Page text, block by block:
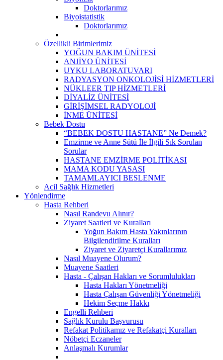
Doktorlarımız
Biyoistatistik
Doktorlarımız
Özellikli Birimlerimiz
YOĞUN BAKIM ÜNİTESİ
ANJİYO ÜNİTESİ
UYKU LABORATUVARI
RADYASYON ONKOLOJİSİ HİZMETLERİ
NÜKLEER TIP HİZMETLERİ
DİYALİZ ÜNİTESİ
GİRİŞİMSEL RADYOLOJİ
İNME ÜNİTESİ
Bebek Dostu
“BEBEK DOSTU HASTANE” Ne Demek?
Emzirme ve Anne Sütü İle İlgili Sık Sorulan
Sorular
HASTANE EMZİRME POLİTİKASI
MAMA KODU YASASI
TAMAMLAYICI BESLENME
Acil Sağlık Hizmetleri
Yönlendirme
Hasta Rehberi
Nasıl Randevu Alınır?
Ziyaret Saatleri ve Kuralları
Yoğun Bakım Hasta Yakınlarının
Bilgilendirilme Kuralları
Ziyaret ve Ziyaretçi Kurallarımız
Nasıl Muayene Olurum?
Muayene Saatleri
Hasta - Çalışan Hakları ve Sorumlulukları
Hasta Hakları Yönetmeliği
Hasta Çalışan Güvenliği Yönetmeliği
Hekim Seçme Hakkı
Engelli Rehberi
Sağlık Kurulu Başvurusu
Refakat Politikamız ve Refakatçi Kuralları
Nöbetçi Eczaneler
Anlaşmalı Kurumlar